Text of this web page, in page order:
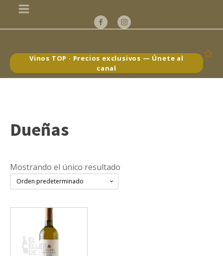
Vinos TOP · Precios exclusivos — Únete al
canal
Dueñas
Mostrando el único resultado